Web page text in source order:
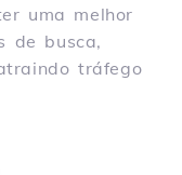
uma melhor
de busca,
tráfego